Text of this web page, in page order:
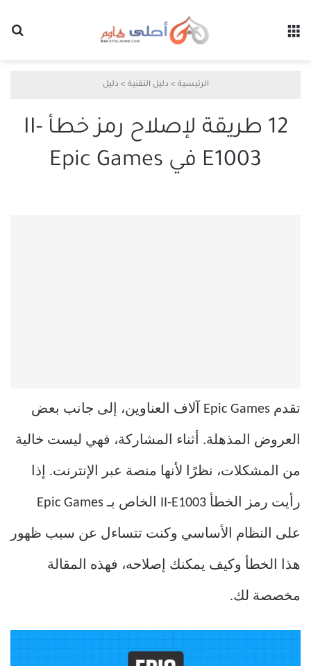
الرئيسية > دليل التقنية > دليل
12 طريقة لإصلاح رمز خطأ II-
E1003 في Epic Games
تقدم Epic Games آلاف العناوين، إلى جانب بعض
العروض المذهلة. أثناء المشاركة، فهي ليست خالية
من المشكلات، نظرًا لأنها منصة عبر الإنترنت. إذا
رأيت رمز الخطأ II-E1003 الخاص بـ Epic Games
على النظام الأساسي وكنت تتساءل عن سبب ظهور
هذا الخطأ وكيف يمكنك إصلاحه، فهذه المقالة
مخصصة لك.